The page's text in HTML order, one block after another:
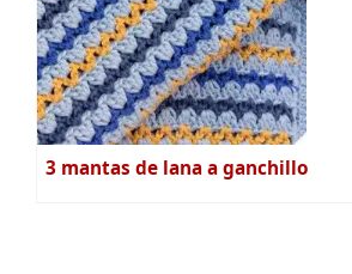
3 mantas de lana a ganchillo